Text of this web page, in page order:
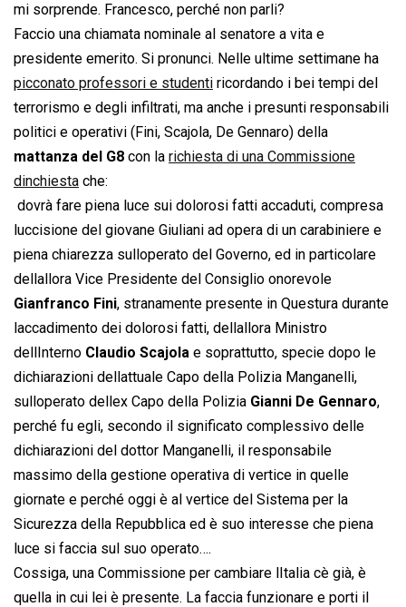
mi sorprende. Francesco, perché non parli?
Faccio una chiamata nominale al senatore a vita e
presidente emerito. Si pronunci. Nelle ultime settimane ha
picconato professori e studenti ricordando i bei tempi del
terrorismo e degli infiltrati, ma anche i presunti responsabili
politici e operativi (Fini, Scajola, De Gennaro) della
mattanza del G8 con la richiesta di una Commissione
dinchiesta che:
 dovrà fare piena luce sui dolorosi fatti accaduti, compresa
luccisione del giovane Giuliani ad opera di un carabiniere e
piena chiarezza sulloperato del Governo, ed in particolare
dellallora Vice Presidente del Consiglio onorevole
Gianfranco Fini, stranamente presente in Questura durante
laccadimento dei dolorosi fatti, dellallora Ministro
dellInterno Claudio Scajola e soprattutto, specie dopo le
dichiarazioni dellattuale Capo della Polizia Manganelli,
sulloperato dellex Capo della Polizia Gianni De Gennaro,
perché fu egli, secondo il significato complessivo delle
dichiarazioni del dottor Manganelli, il responsabile
massimo della gestione operativa di vertice in quelle
giornate e perché oggi è al vertice del Sistema per la
Sicurezza della Repubblica ed è suo interesse che piena
luce si faccia sul suo operato….
Cossiga, una Commissione per cambiare lItalia cè già, è
quella in cui lei è presente. La faccia funzionare e porti il